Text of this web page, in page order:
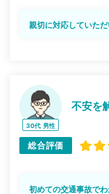
親切に対応していただ
30代 男性
不安を
総合評価
初めての交通事故で